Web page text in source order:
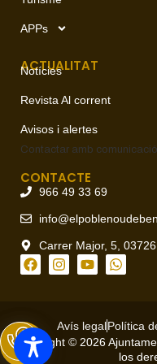
APPs
ACTUALITAT
Notícies
Revista Al corrent
Avisos i alertes
Contactar amb comunicació
CONTACTE
966 49 33 69
Carrer Major, 5,
Avís legalPolítica
Copyright © 2026
los